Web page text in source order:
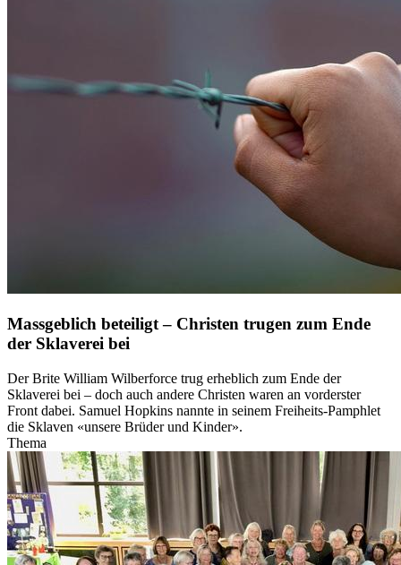
Massgeblich beteiligt – Christen trugen zum Ende
der Sklaverei bei
Der Brite William Wilberforce trug erheblich zum Ende der
Sklaverei bei – doch auch andere Christen waren an vorderster
Front dabei. Samuel Hopkins nannte in seinem Freiheits-Pamphlet
die Sklaven «unsere Brüder und Kinder».
Thema